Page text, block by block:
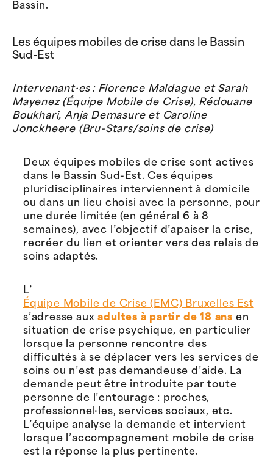
Bassin.
Les équipes mobiles de crise dans le Bassin
Sud-Est
Intervenant·es : Florence Maldague et Sarah
Mayenez (Équipe Mobile de Crise), Rédouane
Boukhari, Anja Demasure et Caroline
Jonckheere (Bru-Stars/soins de crise)
Deux équipes mobiles de crise sont actives
dans le Bassin Sud-Est. Ces équipes
pluridisciplinaires interviennent à domicile
ou dans un lieu choisi avec la personne, pour
une durée limitée (en général 6 à 8
semaines), avec l’objectif d’apaiser la crise,
recréer du lien et orienter vers des relais de
soins adaptés.
L’
Équipe Mobile de Crise (EMC) Bruxelles Est
s’adresse auxadultes à partir de 18 ans en
situation de crise psychique, en particulier
lorsque la personne rencontre des
difficultés à se déplacer vers les services de
soins ou n’est pas demandeuse d’aide. La
demande peut être introduite par toute
personne de l’entourage : proches,
professionnel·les, services sociaux, etc.
L’équipe analyse la demande et intervient
lorsque l’accompagnement mobile de crise
est la réponse la plus pertinente.